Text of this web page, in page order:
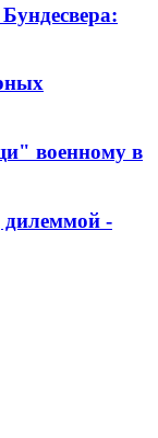
военному в
дилеммой -